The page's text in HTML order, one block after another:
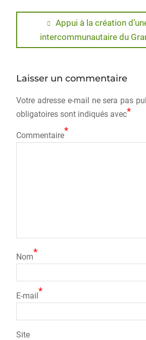
c
b
o
st
o
d
n
ai
l
ta
g
er
Appui à la création
intercommunautaire du
Laisser un commentaire
Votre adresse e-mail ne sera pas
obligatoires sont indiqués avec*
Commentaire*
Nom*
E-mail*
Site